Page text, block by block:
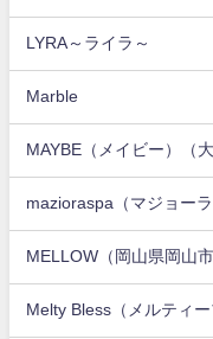
LYRA～ライラ～
Marble
MAYBE（メイビー）（大
mazioraspa（マジョー
MELLOW（岡山県岡山市
Melty Bless（メルティー